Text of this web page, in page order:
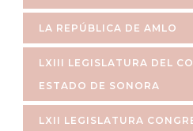
LA REPÚBLICA DE AMLO
LXIII LEGISLATURA DEL
ESTADO DE SONORA
LXII LEGISLATURA